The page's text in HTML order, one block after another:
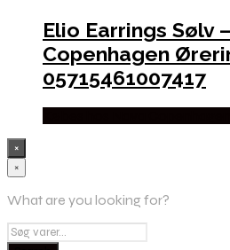
Elio Earrings Sølv
Copenhagen
05715461007417
×
×
What are you looking for?